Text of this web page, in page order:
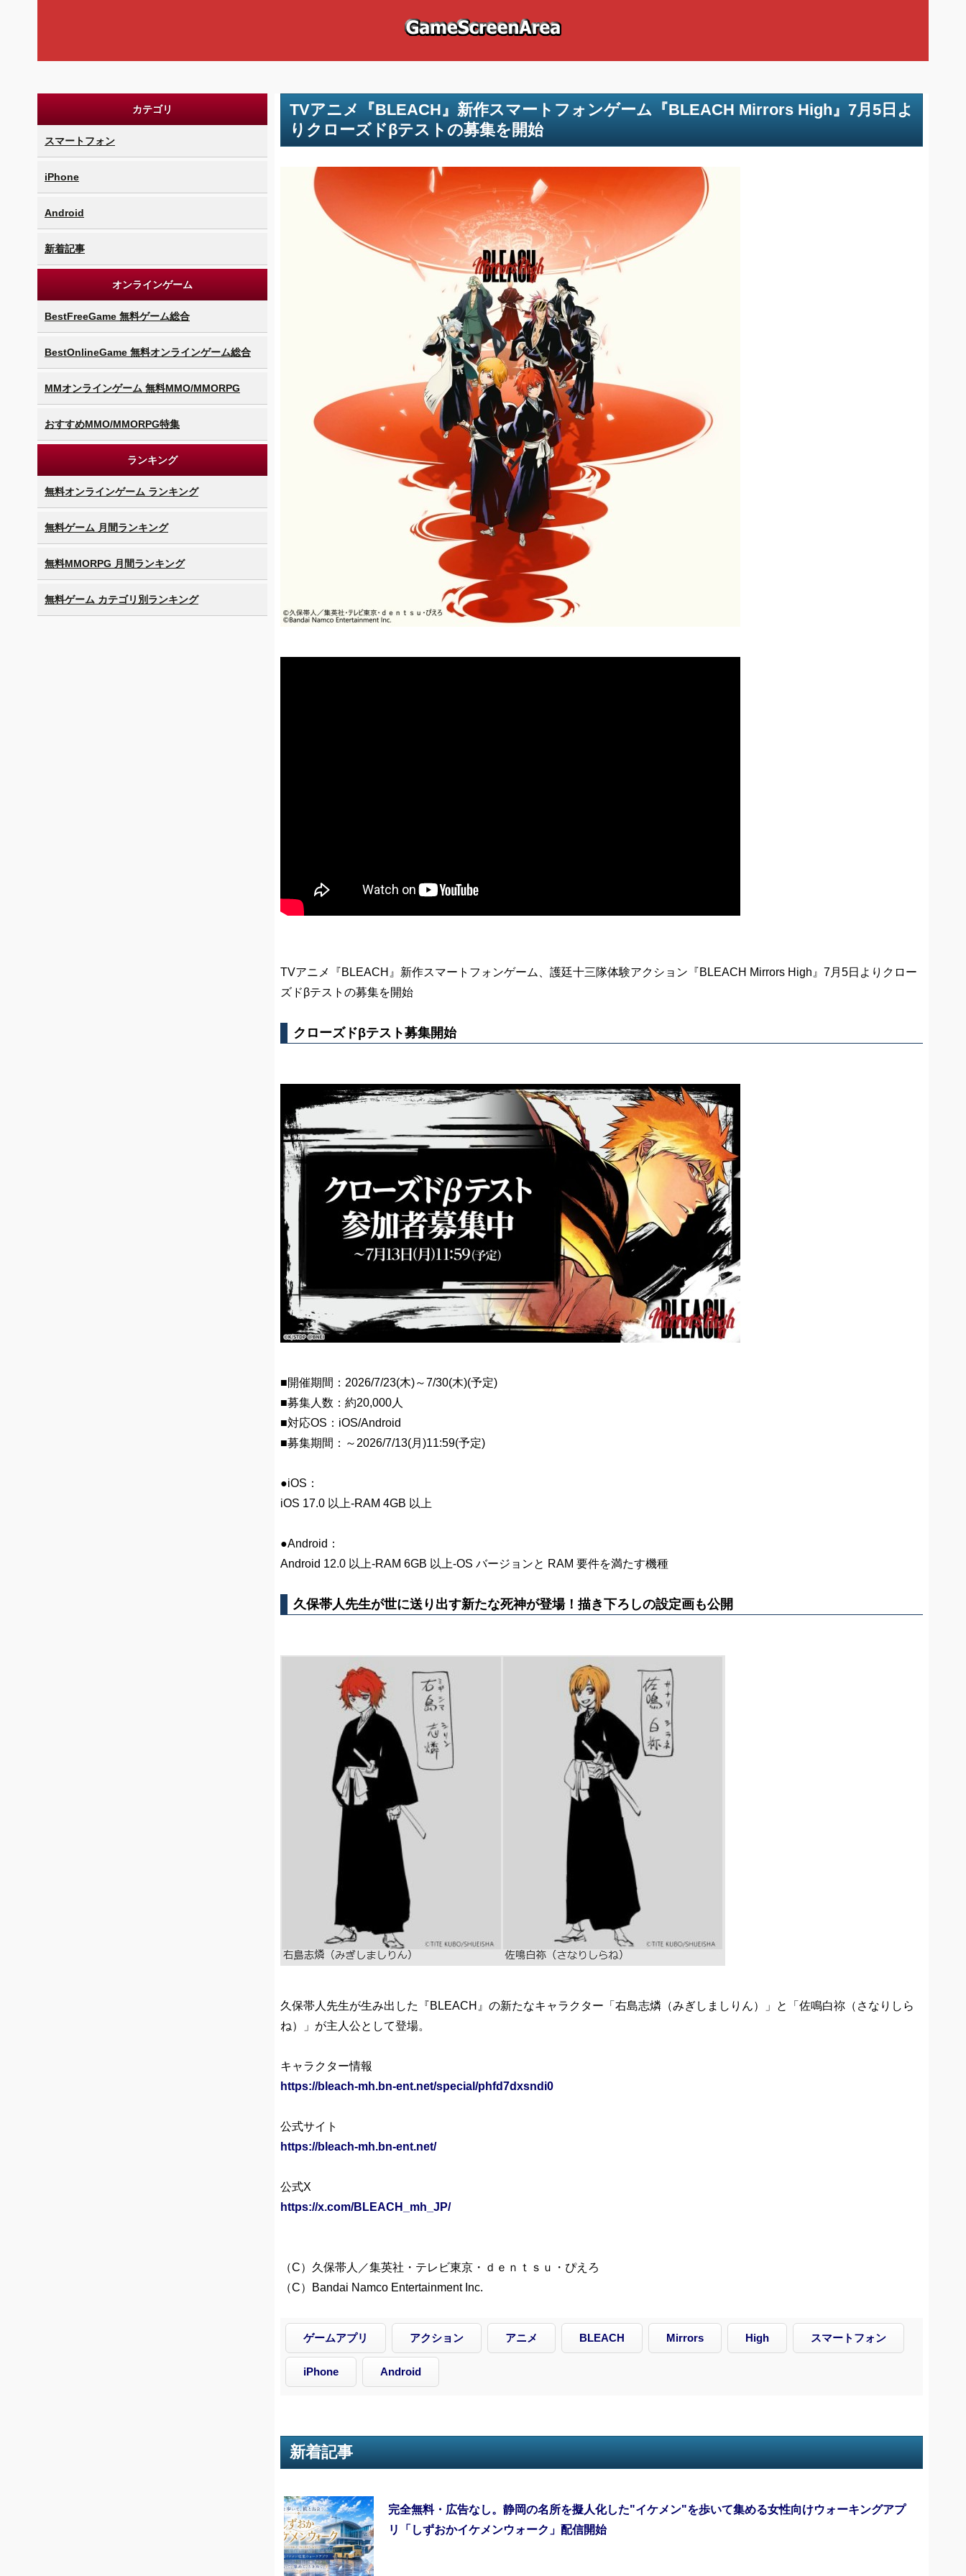
カテゴリ
スマートフォン
iPhone
Android
新着記事
オンラインゲーム
BestFreeGame 無料ゲーム総合
BestOnlineGame 無料オンラインゲーム総合
MMオンラインゲーム 無料MMO/MMORPG
おすすめMMO/MMORPG特集
ランキング
無料オンラインゲーム ランキング
無料ゲーム 月間ランキング
無料MMORPG 月間ランキング
無料ゲーム カテゴリ別ランキング
TVアニメ『BLEACH』新作スマートフォンゲーム『BLEACH Mirrors High』7月5日よ
りクローズドβテストの募集を開始
TVアニメ『BLEACH』新作スマートフォンゲーム、護廷十三隊体験アクション『BLEACH Mirrors High』7月5日よりクロー
ズドβテストの募集を開始
クローズドβテスト募集開始
■開催期間：2026/7/23(木)～7/30(木)(予定)
■募集人数：約20,000人
■対応OS：iOS/Android
■募集期間：～2026/7/13(月)11:59(予定)
●iOS：
iOS 17.0 以上-RAM 4GB 以上
●Android：
Android 12.0 以上-RAM 6GB 以上-OS バージョンと RAM 要件を満たす機種
久保帯人先生が世に送り出す新たな死神が登場！描き下ろしの設定画も公開
久保帯人先生が生み出した『BLEACH』の新たなキャラクター「右島志燐（みぎしましりん）」と「佐鳴白祢（さなりしら
ね）」が主人公として登場。
キャラクター情報
https://bleach-mh.bn-ent.net/special/phfd7dxsndi0
公式サイト
https://bleach-mh.bn-ent.net/
公式X
https://x.com/BLEACH_mh_JP/
（C）久保帯人／集英社・テレビ東京・ｄｅｎｔｓｕ・ぴえろ
（C）Bandai Namco Entertainment Inc.
ゲームアプリ アクション アニメ BLEACH Mirrors High スマートフォン
iPhone Android
新着記事
完全無料・広告なし。静岡の名所を擬人化した"イケメン"を歩いて集める女性向けウォーキングアプ
リ「しずおかイケメンウォーク」配信開始